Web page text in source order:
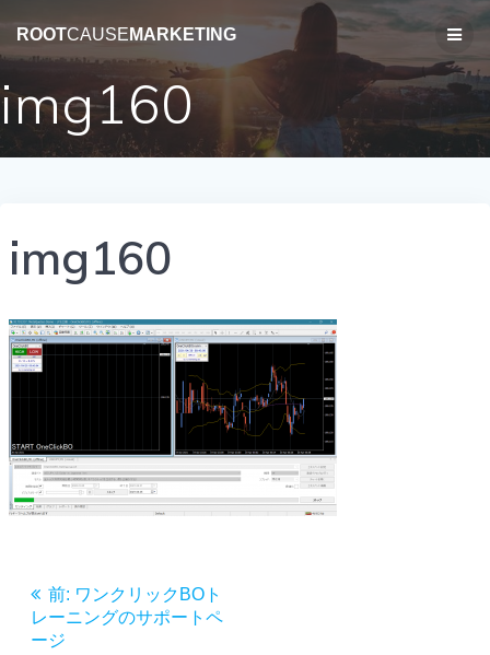
テ
へ
ス
ROOTCAUSE MARKETING
img160
img160
投
稿
前: 前
の
ワンクリックBOト
レーニングのサポートペ
ージ